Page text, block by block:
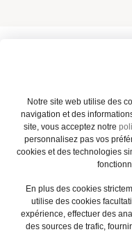
Notre catalogue
Actualités
FAQ
Notre site web utilise des
navigation et des
site, vous acceptez notre
personnalisez pas vos
cookies et des technologies
En plus des cookies
utilise des cookies
expérience, effectuer des
des sources de trafic,